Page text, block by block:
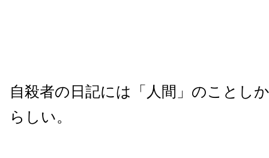
自殺者の日記には「人間」のことし
らしい。